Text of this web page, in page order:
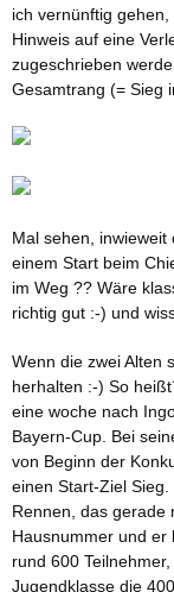
ich vernünftig
Hinweis auf eine
zugeschrieben
Gesamtrang (= Sieg
Mal sehen,
einem Start beim
im Weg ?? Wäre
richtig gut :-) und
Wenn die zwei Alten
herhalten :-) So
eine woche nach
Bayern-Cup. Bei
von Beginn der
einen Start-Ziel
Rennen, das gerade
Hausnummer und er
rund 600
Jugendklasse die